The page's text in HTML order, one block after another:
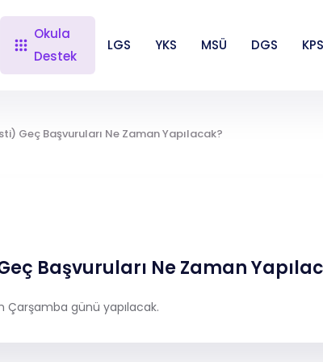
Okula
Destek
LGS YKS MSÜ DGS
Geç Başvuruları Ne Zaman Yapılacak?
Başvuruları Ne Zaman
Çarşamba günü yapılacak.